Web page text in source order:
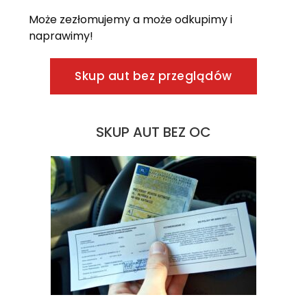
Może zezłomujemy a może odkupimy i
naprawimy!
Skup aut bez przeglądów
SKUP AUT BEZ OC